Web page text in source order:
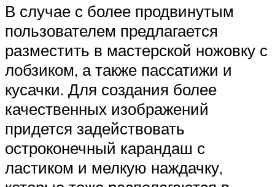
В случае с более продвинутым
пользователем предлагается
разместить в мастерской ножовку с
лобзиком, а также пассатижи и
кусачки. Для создания более
качественных изображений
придется задействовать
остроконечный карандаш с
ластиком и мелкую наждачку,